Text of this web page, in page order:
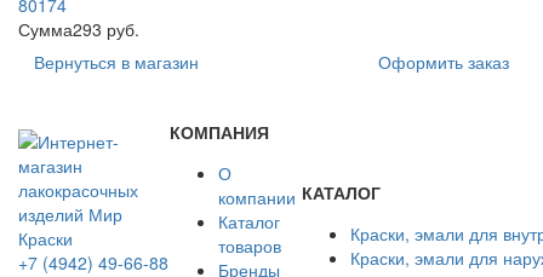
Сумма293 руб.
Вернуться в магазин
Оформить заказ
+7 (4942) 49-66-88
КОМПАНИЯ
О
компании
Каталог
товаров
Бренды
КАТАЛОГ
Краски, эмали для
Краски, эмали для